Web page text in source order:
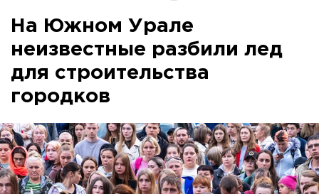
На Южном Урале
неизвестные разбили лед
для строительства
городков